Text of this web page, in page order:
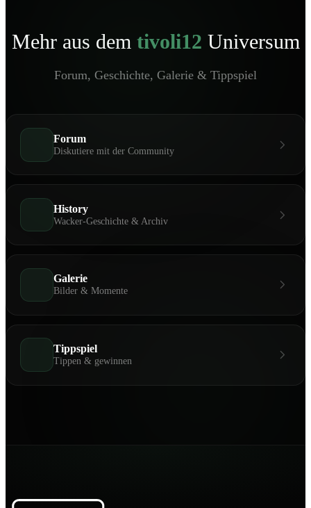
Mehr aus dem tivoli12 Universum
Forum, Geschichte, Galerie & Tippspiel
Forum
Diskutiere mit der Community
History
Wacker-Geschichte & Archiv
Galerie
Bilder & Momente
Tippspiel
Tippen & gewinnen